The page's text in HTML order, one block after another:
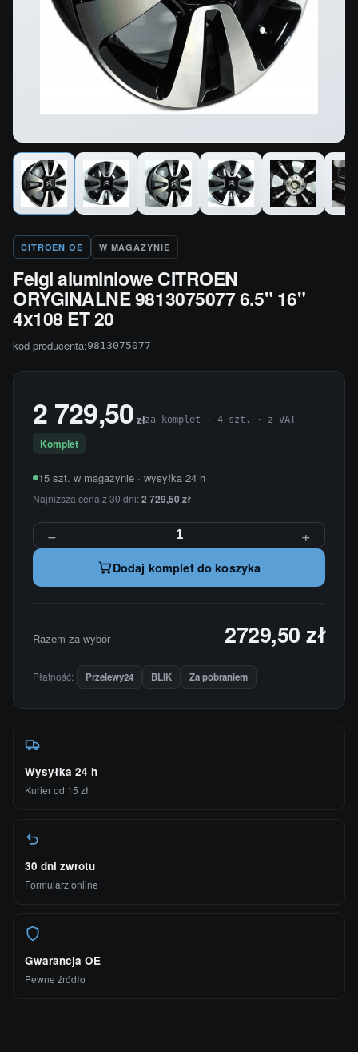
CITROEN OE W MAGAZYNIE
Felgi aluminiowe CITROEN
ORYGINALNE 9813075077 6.5" 16"
4x108 ET 20
kod producenta:9813075077
2 729,50 złza komplet · 4 szt. · z VAT
Komplet
15 szt. w magazynie · wysyłka 24 h
Najniższa cena z 30 dni:2 729,50 zł
− +
Dodaj komplet do koszyka
Razem za wybór 2729,50 zł
Płatność: Przelewy24 BLIK Za pobraniem
Wysyłka 24 h
Kurier od 15 zł
30 dni zwrotu
Formularz online
Gwarancja OE
Pewne źródło